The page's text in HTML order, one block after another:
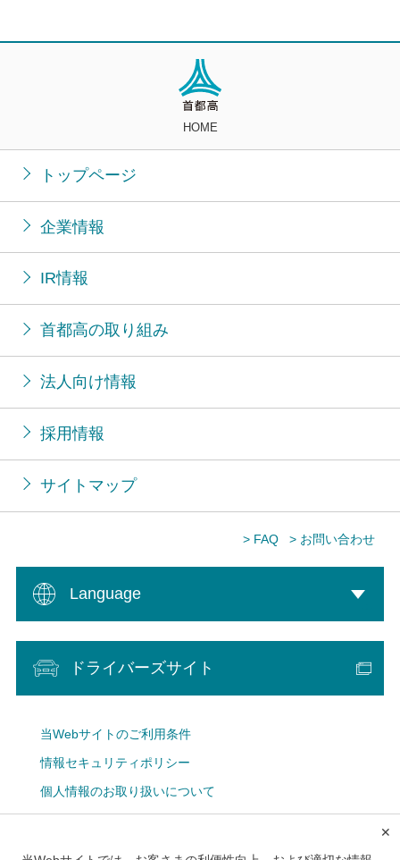
HOME
トップページ
企業情報
IR情報
首都高の取り組み
法人向け情報
採用情報
サイトマップ
> FAQ > お問い合わせ
Language
ドライバーズサイト
当Webサイトのご利用条件
情報セキュリティポリシー
個人情報のお取り扱いについて
✕